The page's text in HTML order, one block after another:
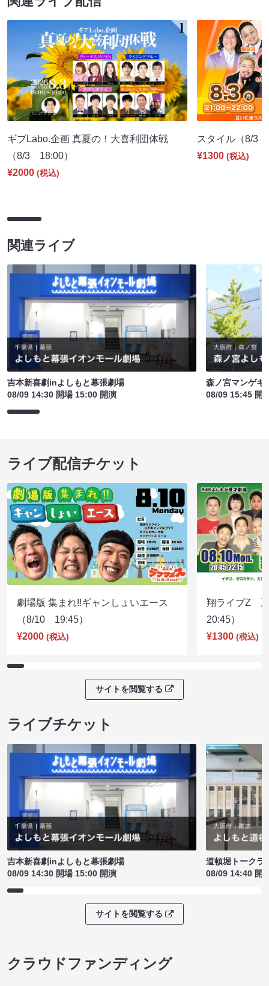
ギブLabo.企画 真夏の！大喜利団体戦
（8/3 18:00）
¥2000 (税込)
スタイル（8/3
¥1300 (税込)
関連ライブ
吉本新喜劇inよしもと幕張劇場
08/09 14:30 開場 15:00 開演
森ノ宮マンゲキ
08/09 15:45 開
ライブ配信チケット
劇場版 集まれ!!ギャンしょいエース
（8/10 19:45）
¥2000 (税込)
翔ライブZ
20:45）
¥1300 (税込)
サイトを閲覧する
ライブチケット
吉本新喜劇inよしもと幕張劇場
08/09 14:30 開場 15:00 開演
道頓堀トークラ
08/09 14:40 開
サイトを閲覧する
クラウドファンディング